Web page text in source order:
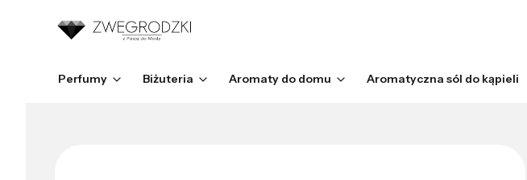
Perfumy Biżuteria Aromaty do domu Aromatyczna sól do kąpieli